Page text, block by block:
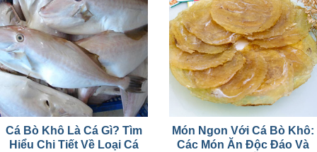
Cá Bò Khô Là Cá Gì? Tìm
Hiểu Chi Tiết Về Loại Cá
Món Ngon Với Cá Bò Khô:
Các Món Ăn Độc Đáo Và